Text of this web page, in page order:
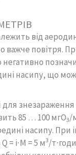
від
важче повітря.
насипу, що
85 … 100 мгО3/
насипу. При
= i∙M = 5 м3/